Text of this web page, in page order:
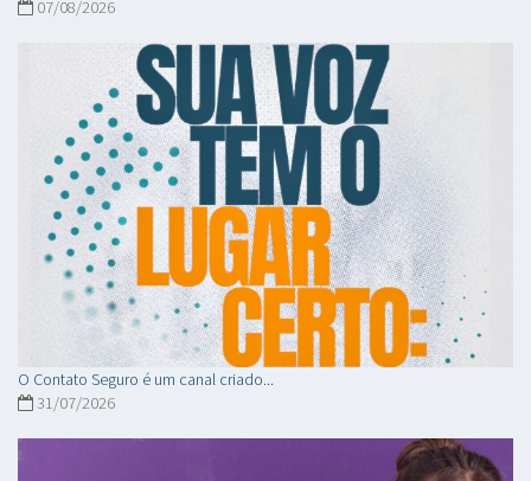
07/08/2026
O Contato Seguro é um canal criado...
31/07/2026